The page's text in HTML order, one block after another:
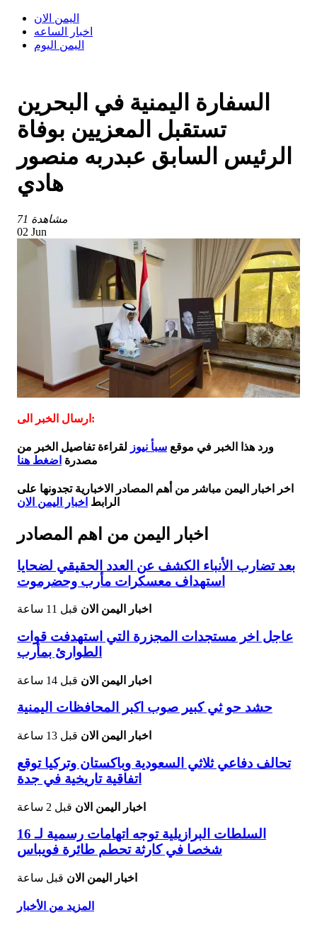
اليمن الان
اخبار الساعه
اليمن اليوم
السفارة اليمنية في البحرين
تستقبل المعزيين بوفاة
الرئيس السابق عبدربه منصور
هادي
71 مشاهدة
02 Jun
ارسال الخبر الى:
ورد هذا الخبر في موقع سبأ نيوز لقراءة تفاصيل الخبر من
مصدرة اضغط هنا
اخر اخبار اليمن مباشر من أهم المصادر الاخبارية تجدونها على
الرابط اخبار اليمن الان
اخبار اليمن من اهم المصادر
بعد تضارب الأنباء الكشف عن العدد الحقيقي لضحايا
استهداف معسكرات مأرب وحضرموت
اخبار اليمن الان قبل 11 ساعة
عاجل اخر مستجدات المجزرة التي استهدفت قوات
الطوارئ بمأرب
اخبار اليمن الان قبل 14 ساعة
حشد حو ثي كبير صوب اكبر المحافظات اليمنية
اخبار اليمن الان قبل 13 ساعة
تحالف دفاعي ثلاثي السعودية وباكستان وتركيا توقع
اتفاقية تاريخية في جدة
اخبار اليمن الان قبل 2 ساعة
السلطات البرازيلية توجه اتهامات رسمية لـ 16
شخصا في كارثة تحطم طائرة فويباس
اخبار اليمن الان قبل ساعة
المزيد من الأخبار